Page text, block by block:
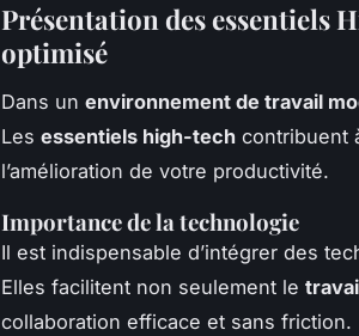
Présentation des essentiels
optimisé
Dans un environnement de travail
Les essentiels high-tech contribuent
l’amélioration de votre productivité.
Importance de la technologie
Il est indispensable d’intégrer des
Elles facilitent non seulement le
collaboration efficace et sans friction.